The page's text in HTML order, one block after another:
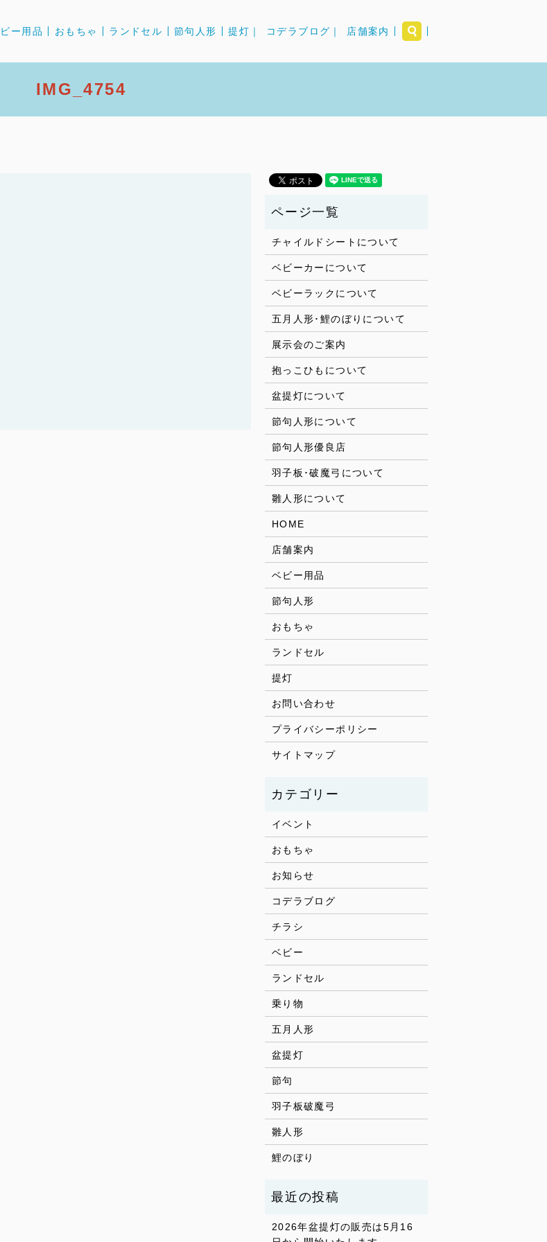
ー用品 おもちゃ ランドセル 節句人形 提灯｜ コデラブログ｜ 店舗案内
IMG_4754
チャイルドシートについて
ベビーカーについて
ベビーラックについて
五月人形･鯉のぼりについて
展示会のご案内
抱っこひもについて
盆提灯について
節句人形について
節句人形優良店
羽子板･破魔弓について
雛人形について
HOME
店舗案内
ベビー用品
節句人形
おもちゃ
ランドセル
提灯
お問い合わせ
プライバシーポリシー
サイトマップ
イベント
おもちゃ
お知らせ
コデラブログ
チラシ
ベビー
ランドセル
乗り物
五月人形
盆提灯
節句
羽子板破魔弓
雛人形
鯉のぼり
2026年盆提灯の販売は5月16